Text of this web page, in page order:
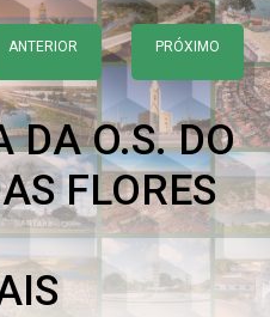
ANTERIOR PRÓXIMO
DA O.S. DO
FLORES